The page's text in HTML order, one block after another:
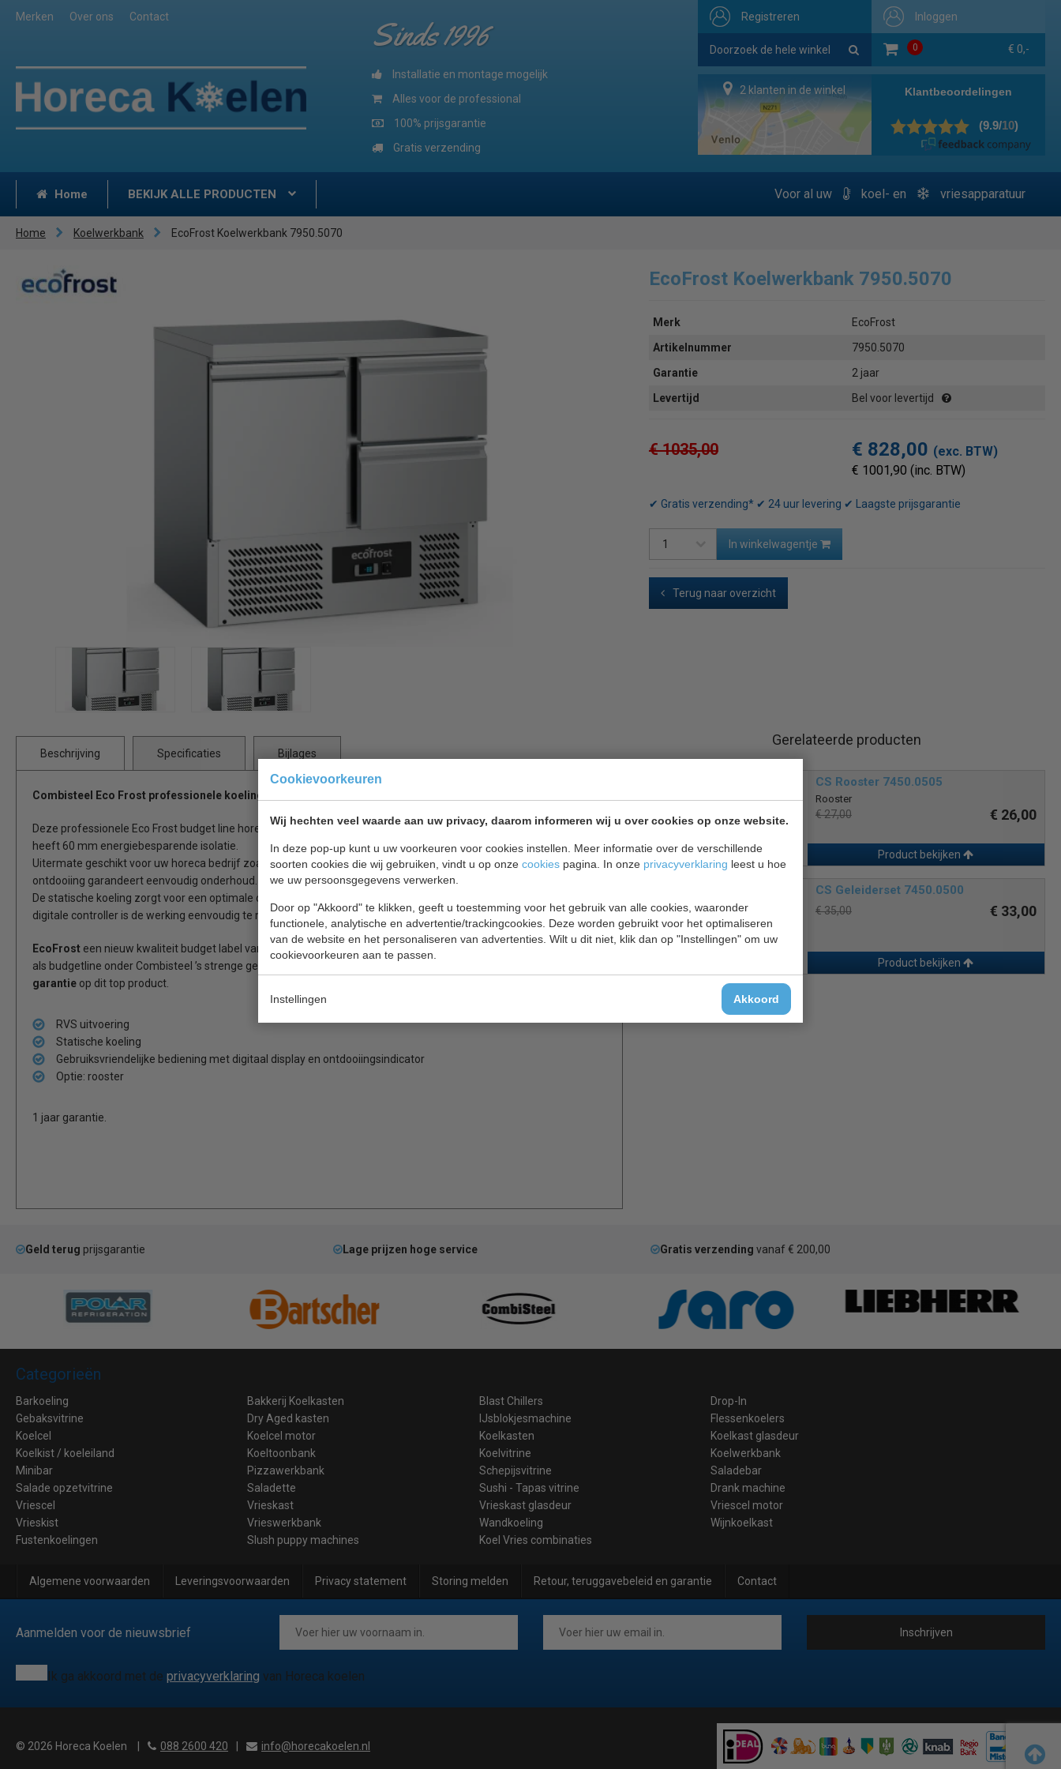
Cookievoorkeuren
Wij hechten veel waarde aan uw privacy, daarom informeren wij u over cookies op onze website.
In deze pop-up kunt u uw voorkeuren voor cookies instellen. Meer informatie over de verschillende
soorten cookies die wij gebruiken, vindt u op onze cookies pagina. In onze privacyverklaring leest u hoe
we uw persoonsgegevens verwerken.
Door op "Akkoord" te klikken, geeft u toestemming voor het gebruik van alle cookies, waaronder
functionele, analytische en advertentie/trackingcookies. Deze worden gebruikt voor het optimaliseren
van de website en het personaliseren van advertenties. Wilt u dit niet, klik dan op "Instellingen" om uw
cookievoorkeuren aan te passen.
Instellingen Akkoord
Merken Over ons Contact Inloggen
0 € 0,-
Registreren
Sinds 1996
Installatie en montage mogelijk
Alles voor de professional
100% prijsgarantie
Gratis verzending
2 klanten in de winkel
Home BEKIJK ALLE PRODUCTEN Voor al uw koel- en vriesapparatuur
Home Koelwerkbank EcoFrost Koelwerkbank 7950.5070
EcoFrost Koelwerkbank 7950.5070
Merk
EcoFrost
Artikelnummer
7950.5070
Garantie
2 jaar
Levertijd
Bel voor levertijd
€ 1035,00 € 828,00 (exc. BTW)
€ 1001,90 (inc. BTW)
✔ Gratis verzending* ✔ 24 uur levering ✔ Laagste prijsgarantie
In winkelwagentje
Terug naar overzicht
Beschrijving Specificaties Bijlages
Combisteel Eco Frost professionele koeling RVS 7950.5070
Deze professionele Eco Frost budget line horeca koeling met 2 lades en 1 deur is geschikt voor intensief gebruik en
heeft 60 mm energiebesparende isolatie.
Uitermate geschikt voor uw horeca bedrijf zoals restaurant, cafetaria, hotel, slagerij enz. De automatische
ontdooiing garandeert eenvoudig onderhoud.
De statische koeling zorgt voor een optimale conservering van de voedingsproducten. Door de volautomatische
digitale controller is de werking eenvoudig te monitoren.
EcoFrost een nieuw kwaliteit budget label van Combisteel, deze commerciële koelingen zijn speciaal gefabriceerd
als budgetline onder Combisteel ’s strenge gestelde eisen en geeft daarom ook gerust
garantie op dit top product.
RVS uitvoering
Statische koeling
Gebruiksvriendelijke bediening met digitaal display en ontdooiingsindicator
Optie: rooster
1 jaar garantie.
Gerelateerde producten
CS Rooster 7450.0505
Rooster
€ 27,00 € 26,00
Product bekijken
CS Geleiderset 7450.0500
€ 35,00 € 33,00
Product bekijken
Geld terug prijsgarantie Lage prijzen hoge service Gratis verzending vanaf € 200,00
Categorieën
Barkoeling Bakkerij Koelkasten Blast Chillers
Drop-In
Gebaksvitrine
Dry Aged kasten IJsblokjesmachine
Flessenkoelers
Koelcel
Koelcel motor Koelkasten
Koelkast glasdeur
Koelkist / koeleiland
Koeltoonbank Koelvitrine
Koelwerkbank
Minibar
Pizzawerkbank Schepijsvitrine
Saladebar
Salade opzetvitrine
Saladette Sushi - Tapas vitrine
Drank machine
Vriescel
Vrieskast Vrieskast glasdeur
Vriescel motor
Vrieskist
Vrieswerkbank Wandkoeling
Wijnkoelkast
Fustenkoelingen
Slush puppy machines Koel Vries combinaties
Algemene voorwaarden Leveringsvoorwaarden Privacy statement Storing melden Retour, teruggavebeleid en garantie Contact
Aanmelden voor de nieuwsbrief Inschrijven
Ik ga akkoord met de privacyverklaring van Horeca koelen
© 2026 Horeca Koelen 088 2600 420 info@horecakoelen.nl